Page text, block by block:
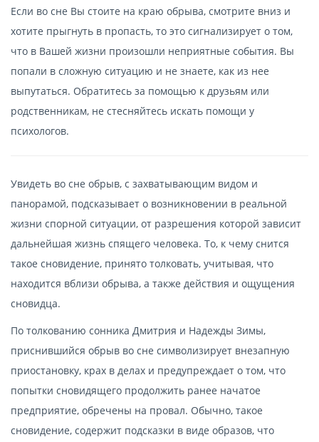
Если во сне Вы стоите на краю обрыва, смотрите вниз и
хотите прыгнуть в пропасть, то это сигнализирует о том,
что в Вашей жизни произошли неприятные события. Вы
попали в сложную ситуацию и не знаете, как из нее
выпутаться. Обратитесь за помощью к друзьям или
родственникам, не стесняйтесь искать помощи у
психологов.
Увидеть во сне обрыв, с захватывающим видом и
панорамой, подсказывает о возникновении в реальной
жизни спорной ситуации, от разрешения которой зависит
дальнейшая жизнь спящего человека. То, к чему снится
такое сновидение, принято толковать, учитывая, что
находится вблизи обрыва, а также действия и ощущения
сновидца.
По толкованию сонника Дмитрия и Надежды Зимы,
приснившийся обрыв во сне символизирует внезапную
приостановку, крах в делах и предупреждает о том, что
попытки сновидящего продолжить ранее начатое
предприятие, обречены на провал. Обычно, такое
сновидение, содержит подсказки в виде образов, что